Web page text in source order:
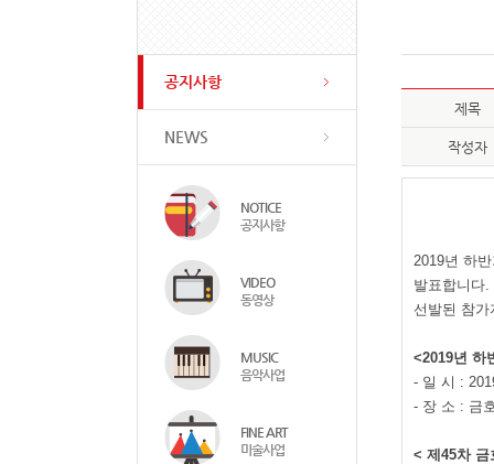
공지사항
NEWS
NOTICE
공지사항
VIDEO
동영상
MUSIC
음악사업
FINE ART
미술사업
제목
작성자
2019년 하
발표합니다.
선발된 참
<2019년 하
- 일 시 :
- 장 소 : 금
< 제 45차